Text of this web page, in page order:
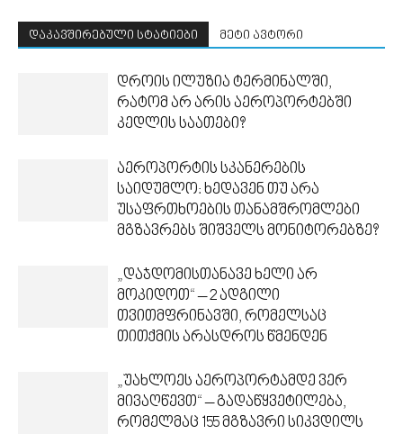
დაკავშირებული სტატიები მეტი ავტორი
დროის ილუზია ტერმინალში,
რატომ არ არის აეროპორტებში
კედლის საათები?
აეროპორტის სკანერების
საიდუმლო: ხედავენ თუ არა
უსაფრთხოების თანამშრომლები
მგზავრებს შიშველს მონიტორებზე?
„დაჯდომისთანავე ხელი არ
მოკიდოთ“ – 2 ადგილი
თვითმფრინავში, რომელსაც
თითქმის არასდროს წმენდენ
„უახლოეს აეროპორტამდე ვერ
მივაღწევთ“ – გადაწყვეტილება,
რომელმაც 155 მგზავრი სიკვდილს